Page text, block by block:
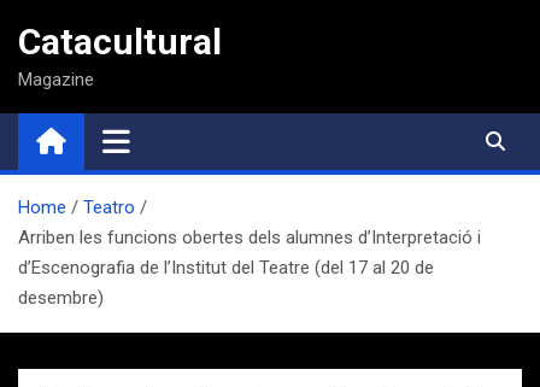
contenido
Catacultural
Magazine
Home
Teatro
Arriben les funcions obertes dels alumnes d’Interpretació i
d’Escenografia de l’Institut del Teatre (del 17 al 20 de
desembre)